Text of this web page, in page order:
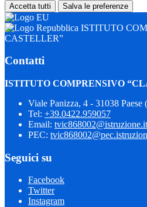
Accetta tutti Salva le preferenze
ISTITUTO
CASTELLER”
Contatti
ISTITUTO COMPRENSIVO
Viale Panizza, 4 - 31038 Paese
Tel: +39.0422.959057
Email: tvic868002@istruzione.it
PEC:
Seguici su
Facebook
Twitter
Instagram